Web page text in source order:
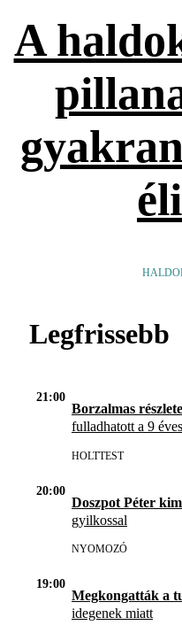
A
Legfrissebb
21:00
Borzalmas
fulladhatott a 9
HOLTTEST
20:00
Doszpot Péter
gyilkossal
NYOMOZÓ
19:00
Megkongatták a
idegenek miatt